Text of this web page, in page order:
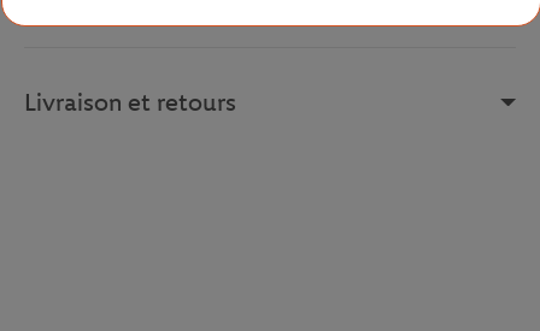
Livraison et retours